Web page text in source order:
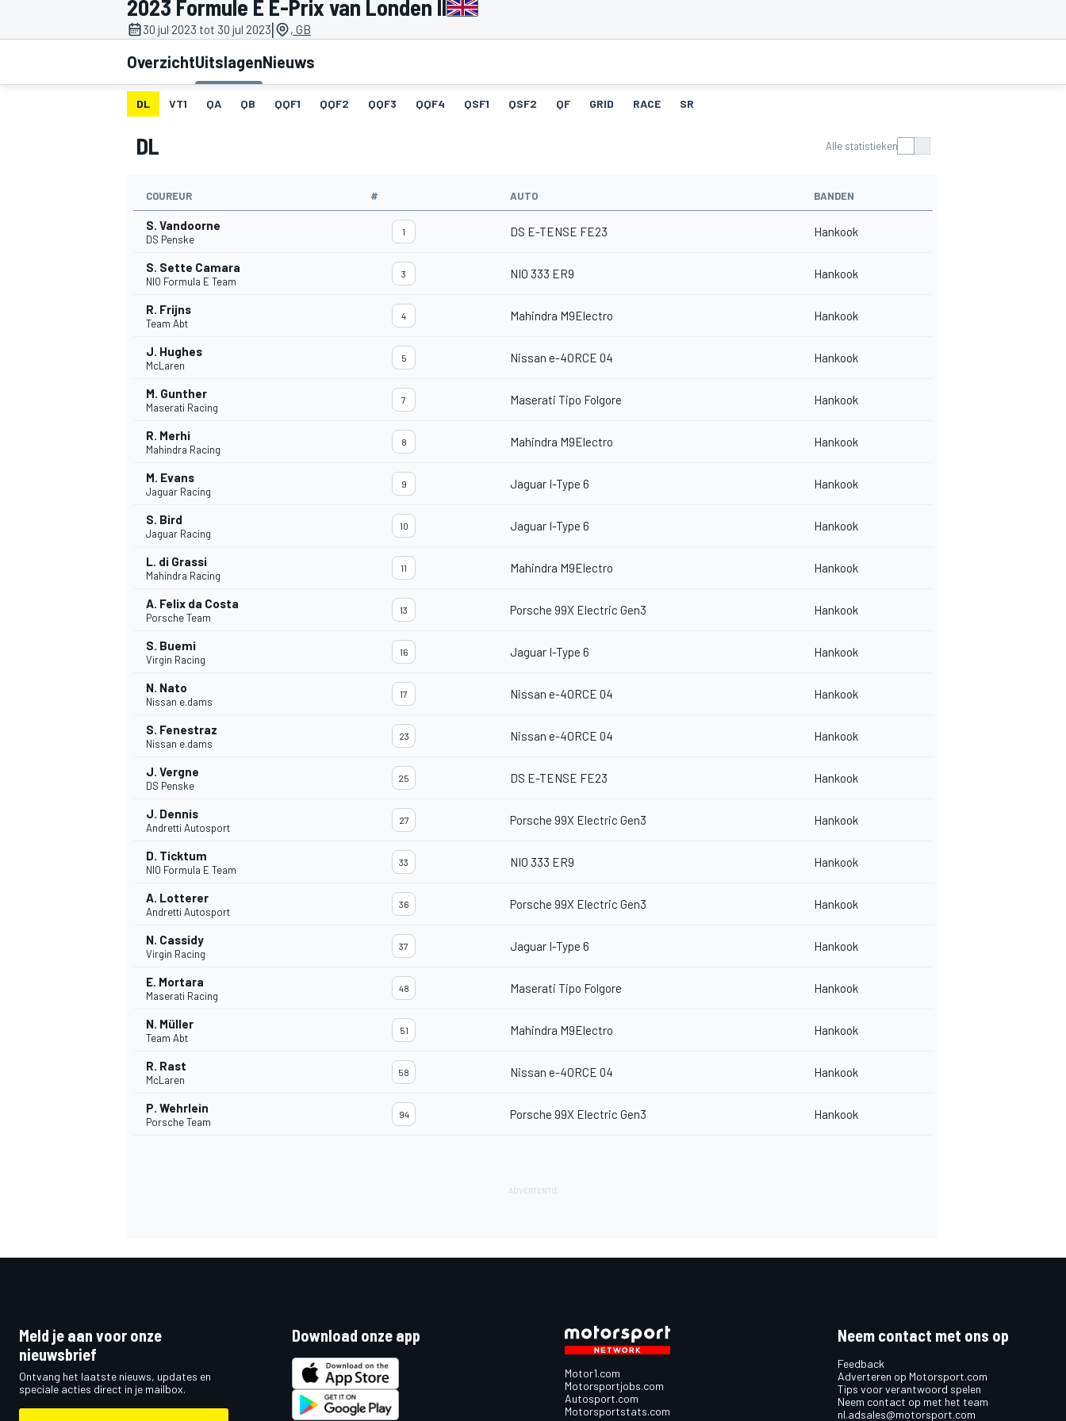
WEC
2023 Formule E E-Prix van Londen II
30 jul 2023 tot 30 jul 2023| , GB
OverzichtUitslagenNieuws
DL VT1 QA QB QQF1 QQF2 QQF3 QQF4 QSF1 QSF2 QF GRID RACE SR
DL Alle statistieken
COUREUR # AUTO BANDEN
S. Vandoorne
DS Penske
1 DS E-TENSE FE23 Hankook
S. Sette Camara
NIO Formula E Team
3 NIO 333 ER9 Hankook
R. Frijns
Team Abt
4 Mahindra M9Electro Hankook
J. Hughes
McLaren
5 Nissan e-4ORCE 04 Hankook
M. Gunther
Maserati Racing
7 Maserati Tipo Folgore Hankook
R. Merhi
Mahindra Racing
8 Mahindra M9Electro Hankook
M. Evans
Jaguar Racing
9 Jaguar I-Type 6 Hankook
S. Bird
Jaguar Racing
10 Jaguar I-Type 6 Hankook
L. di Grassi
Mahindra Racing
11 Mahindra M9Electro Hankook
A. Felix da Costa
Porsche Team
13 Porsche 99X Electric Gen3 Hankook
S. Buemi
Virgin Racing
16 Jaguar I-Type 6 Hankook
N. Nato
Nissan e.dams
17 Nissan e-4ORCE 04 Hankook
S. Fenestraz
Nissan e.dams
23 Nissan e-4ORCE 04 Hankook
J. Vergne
DS Penske
25 DS E-TENSE FE23 Hankook
J. Dennis
Andretti Autosport
27 Porsche 99X Electric Gen3 Hankook
D. Ticktum
NIO Formula E Team
33 NIO 333 ER9 Hankook
A. Lotterer
Andretti Autosport
36 Porsche 99X Electric Gen3 Hankook
N. Cassidy
Virgin Racing
37 Jaguar I-Type 6 Hankook
E. Mortara
Maserati Racing
48 Maserati Tipo Folgore Hankook
N. Müller
Team Abt
51 Mahindra M9Electro Hankook
R. Rast
McLaren
58 Nissan e-4ORCE 04 Hankook
P. Wehrlein
Porsche Team
94 Porsche 99X Electric Gen3 Hankook
Meld je aan voor onze
nieuwsbrief
Ontvang het laatste nieuws, updates en
speciale acties direct in je mailbox.
Download onze app
Motor1.com
Motorsportjobs.com
Autosport.com
Motorsportstats.com
Neem contact met ons op
Feedback
Adverteren op Motorsport.com
Tips voor verantwoord spelen
Neem contact op met het team
nl.adsales@motorsport.com